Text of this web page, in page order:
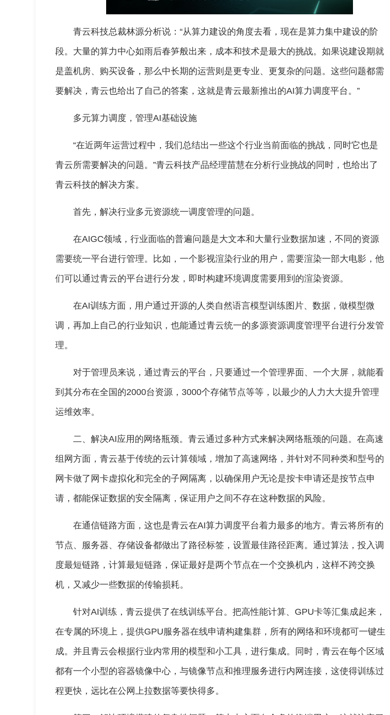
青云科技总裁林源分析说：“从算力建设的角度去看，现在是算力集中建设的阶
段。大量的算力中心如雨后春笋般出来，成本和技术是最大的挑战。如果说建设期就
是盖机房、购买设备，那么中长期的运营则是更专业、更复杂的问题。这些问题都需
要解决，青云也给出了自己的答案，这就是青云最新推出的AI算力调度平台。”
多元算力调度，管理AI基础设施
“在近两年运营过程中，我们总结出一些这个行业当前面临的挑战，同时它也是
青云所需要解决的问题。”青云科技产品经理苗慧在分析行业挑战的同时，也给出了
青云科技的解决方案。
首先，解决行业多元资源统一调度管理的问题。
在AIGC领域，行业面临的普遍问题是大文本和大量行业数据加速，不同的资源
需要统一平台进行管理。比如，一个影视渲染行业的用户，需要渲染一部大电影，他
们可以通过青云的平台进行分发，即时构建环境调度需要用到的渲染资源。
在AI训练方面，用户通过开源的人类自然语言模型训练图片、数据，做模型微
调，再加上自己的行业知识，也能通过青云统一的多源资源调度管理平台进行分发管
理。
对于管理员来说，通过青云的平台，只要通过一个管理界面、一个大屏，就能看
到其分布在全国的2000台资源，3000个存储节点等等，以最少的人力大大提升管理
运维效率。
二、解决AI应用的网络瓶颈。青云通过多种方式来解决网络瓶颈的问题。在高速
组网方面，青云基于传统的云计算领域，增加了高速网络，并针对不同种类和型号的
网卡做了网卡虚拟化和完全的子网隔离，以确保用户无论是按卡申请还是按节点申
请，都能保证数据的安全隔离，保证用户之间不存在这种数据的风险。
在通信链路方面，这也是青云在AI算力调度平台着力最多的地方。青云将所有的
节点、服务器、存储设备都做出了路径标签，设置最佳路径距离。通过算法，投入调
度最短链路，计算最短链路，保证最好是两个节点在一个交换机内，这样不跨交换
机，又减少一些数据的传输损耗。
针对AI训练，青云提供了在线训练平台。把高性能计算、GPU卡等汇集成起来，
在专属的环境上，提供GPU服务器在线申请构建集群，所有的网络和环境都可一键生
成。并且青云会根据行业内常用的模型和小工具，进行集成。同时，青云在每个区域
都有一个小型的容器镜像中心，与镜像节点和推理服务进行内网连接，这使得训练过
程更快，远比在公网上拉数据等要快得多。